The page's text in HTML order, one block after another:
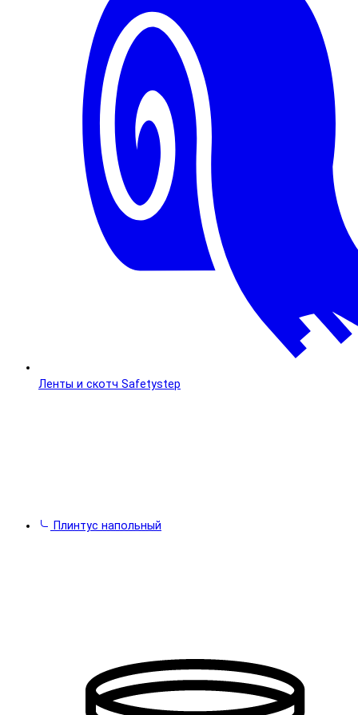
Ленты и скотч Safetystep
Плинтус напольный